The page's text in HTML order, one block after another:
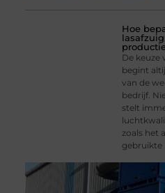
Hoe
De keuze
begint
van de
bedrijf.
stelt
zoals het
gebruikte